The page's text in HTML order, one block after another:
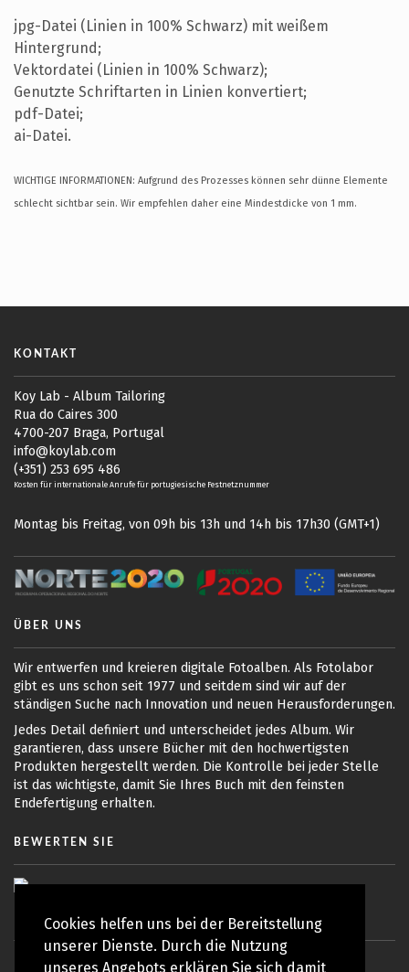
Cookies helfen uns bei der Bereitstellung
unserer Dienste. Durch die Nutzung
unseres Angebots erklären Sie sich damit
jpg-Datei (Linien in 100% Schwarz) mit weißem
Hintergrund;
Vektordatei (Linien in 100% Schwarz);
Genutzte Schriftarten in Linien konvertiert;
pdf-Datei;
ai-Datei.
WICHTIGE INFORMATIONEN: Aufgrund des Prozesses können sehr dünne Elemente
schlecht sichtbar sein. Wir empfehlen daher eine Mindestdicke von 1 mm.
KONTAKT
Koy Lab - Album Tailoring
Rua do Caires 300
4700-207 Braga, Portugal
info@koylab.com
(+351) 253 695 486
Kosten für internationale Anrufe für portugiesische Festnetznummer
Montag bis Freitag, von 09h bis 13h und 14h bis 17h30 (GMT+1)
ÜBER UNS
Wir entwerfen und kreieren digitale Fotoalben. Als Fotolabor
gibt es uns schon seit 1977 und seitdem sind wir auf der
ständigen Suche nach Innovation und neuen Herausforderungen.
Jedes Detail definiert und unterscheidet jedes Album. Wir
garantieren, dass unsere Bücher mit den hochwertigsten
Produkten hergestellt werden. Die Kontrolle bei jeder Stelle
ist das wichtigste, damit Sie Ihres Buch mit den feinsten
Endefertigung erhalten.
BEWERTEN SIE